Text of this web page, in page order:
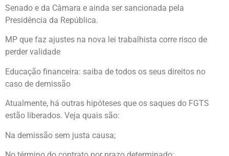
Senado e da Câmara e ainda ser sancionada pela
Presidência da República.
MP que faz ajustes na nova lei trabalhista corre risco de
perder validade
Educação financeira: saiba de todos os seus direitos no
caso de demissão
Atualmente, há outras hipóteses que os saques do FGTS
estão liberados. Veja quais são:
Na demissão sem justa causa;